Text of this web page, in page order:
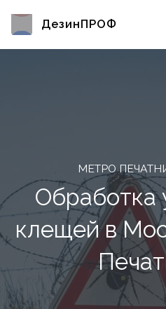
ДезинПРОФ
МЕТРО
Обработка
клещей в